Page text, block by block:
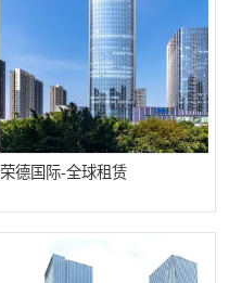
荣德国际-全球租赁